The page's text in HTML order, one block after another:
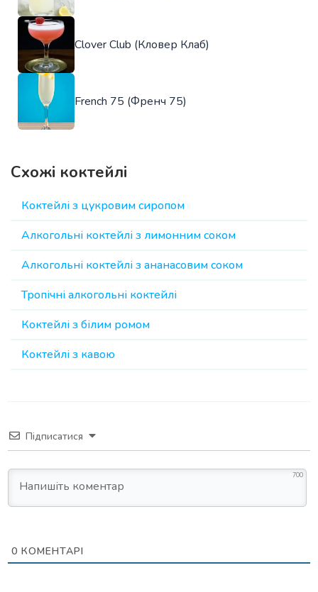
Clover Club (Кловер Клаб)
French 75 (Френч 75)
Схожі коктейлі
Коктейлі з цукровим сиропом
Алкогольні коктейлі з лимонним соком
Алкогольні коктейлі з ананасовим соком
Тропічні алкогольні коктейлі
Коктейлі з білим ромом
Коктейлі з кавою
Підписатися
700
0 КОМЕНТАРІ